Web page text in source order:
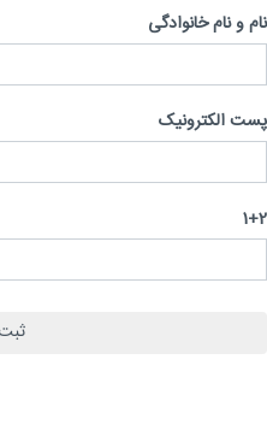
و نام خانوادگی
الکترونیک